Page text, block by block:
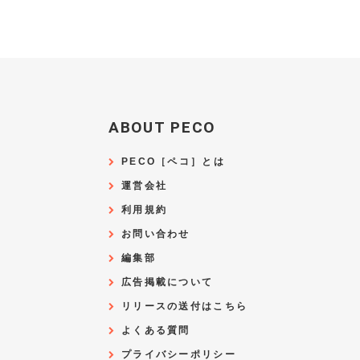
ABOUT PECO
PECO［ペコ］とは
運営会社
利用規約
お問い合わせ
編集部
広告掲載について
リリースの送付はこちら
よくある質問
プライバシーポリシー